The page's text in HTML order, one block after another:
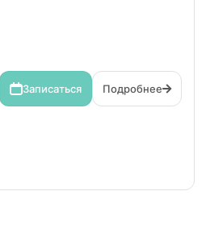
Записаться Подробнее